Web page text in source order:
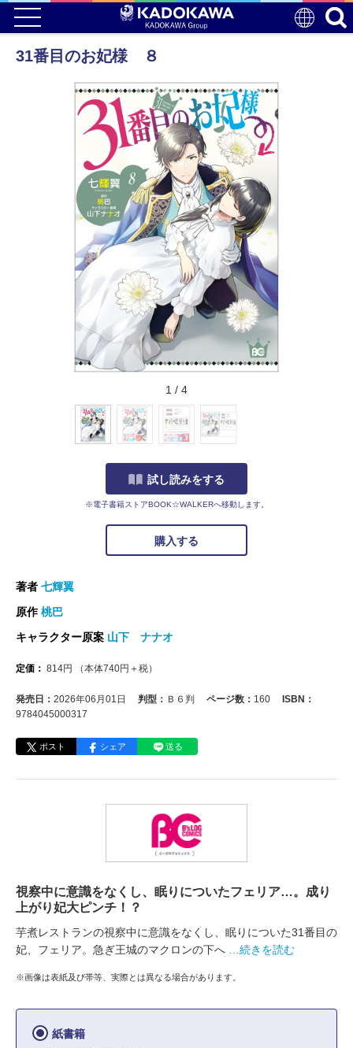
31番目のお妃様 ８
1 / 4
試し読みをする
※電子書籍ストアBOOK☆WALKERへ移動します。
購入する
著者 七輝翼
原作桃巴
キャラクター原案 山下 ナナオ
定価： 814円 （本体740円＋税）
発売日： 2026年06月01日 判型： Ｂ６判 ページ数： 160
ISBN：
9784045000317
ポスト シェア 送る
視察中に意識をなくし、眠りについたフェリア…。成り
上がり妃大ピンチ！？
芋煮レストランの視察中に意識をなくし、眠りについた31番目の
妃、フェリア。急ぎ王城のマクロンの下へ
…続きを読む
※画像は表紙及び帯等、実際とは異なる場合があります。
紙書籍